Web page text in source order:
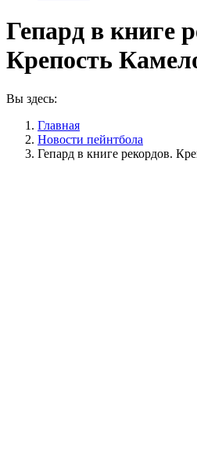
Гепард в книге
Крепость
Вы здесь:
Главная
Новости пейнтбола
Гепард в книге рекордов.